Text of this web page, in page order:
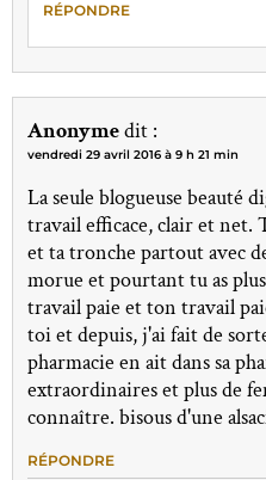
RÉPONDRE
Anonymedit :
vendredi 29 avril 2016 à 9 h 21 min
La seule blogueuse beauté
travail efficace, clair et net.
et ta tronche partout avec
morue et pourtant tu as
travail paie et ton travail
toi et depuis, j'ai fait de
pharmacie en ait dans sa
extraordinaires et plus de
connaître. bisous d'une
RÉPONDRE